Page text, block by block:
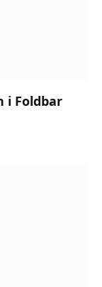
i Foldbar